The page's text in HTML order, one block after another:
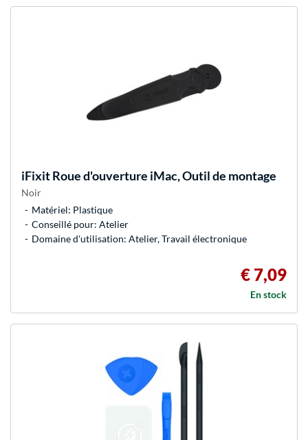
iFixitRoue d'ouverture iMac, Outil de montage
Noir
Matériel: Plastique
Conseillé pour: Atelier
Domaine d'utilisation: Atelier, Travail électronique
€ 7,09
En stock